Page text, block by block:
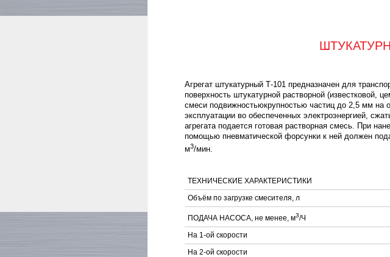
Агрегат штукатурный Т-101 предназначен для
поверхность штукатурной растворной (известковой,
смеси подвижностьюкрупностью частиц до 2,5 мм на
эксплуатации во обеспеченных электроэнергией,
агрегата подается готовая растворная смесь. При
помощью пневматической форсунки к ней должен
м3/мин.
ТЕХНИЧЕСКИЕ ХАРАКТЕРИСТИКИ
Объём по загрузке смесителя, л
ПОДАЧА НАСОСА, не менее, м3/Ч
На 1-ой скорости
На 2-ой скорости